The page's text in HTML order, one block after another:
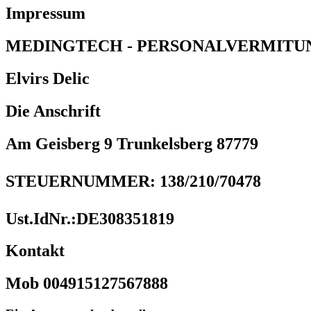
Impressum
MEDINGTECH -
Elvirs Delic
Die Anschrift
Am Geisberg 9 Trunkelsberg 87779
STEUERNUMMER: 138/210/70478
Ust.IdNr.:DE308351819
Kontakt
Mob 004915127567888